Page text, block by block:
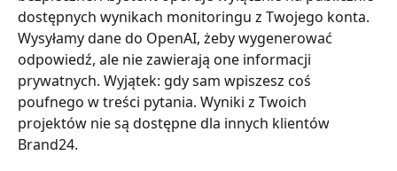
dostępnych wynikach monitoringu z Twojego konta.
Wysyłamy dane do OpenAI, żeby wygenerować
odpowiedź, ale nie zawierają one informacji
prywatnych. Wyjątek: gdy sam wpiszesz coś
poufnego w treści pytania. Wyniki z Twoich
projektów nie są dostępne dla innych klientów
Brand24.